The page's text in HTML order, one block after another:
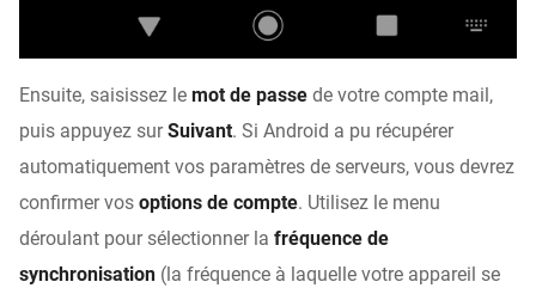
Ensuite, saisissez le mot de passe de votre compte mail,
puis appuyez surSuivant. Si Android a pu récupérer
automatiquement vos paramètres de serveurs, vous devrez
confirmer vos options de compte. Utilisez le menu
déroulant pour sélectionner la fréquence de
synchronisation (la fréquence à laquelle votre appareil se